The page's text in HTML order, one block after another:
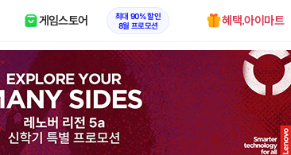
게임스토어
최대 90% 할인
8월 프로모션
혜택.아이마트